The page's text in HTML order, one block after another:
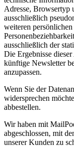
Adresse, Browsertyp
ausschließlich
weiteren
ausschließlich der
Die Ergebnisse
künftige Newsletter
anzupassen.
Wenn Sie der
widersprechen
abbestellen.
Wir haben mit
abgeschlossen, mit
unserer Kunden zu